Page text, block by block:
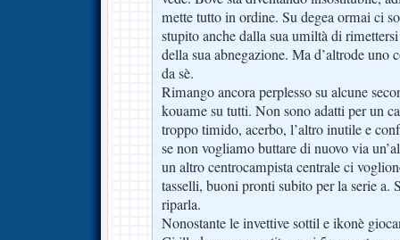
mette tutto in ordine. Su degea ormai ci
stupito anche dalla sua umiltà di
della sua abnegazione. Ma d’altrode uno
da sè.
Rimango ancora perplesso su alcune
kouame su tutti. Non sono adatti per un
troppo timido, acerbo, l’altro inutile e
se non vogliamo buttare di nuovo via
un altro centrocampista centrale ci
tasselli, buoni pronti subito per la serie a.
riparla.
Nonostante le invettive sottil e ikonè